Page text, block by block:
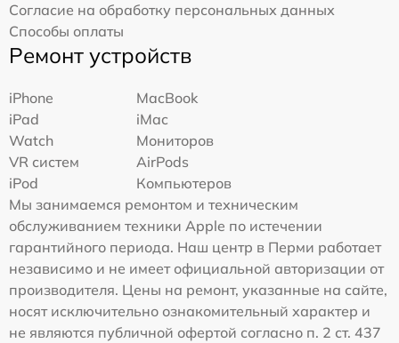
Согласие на обработку персональных данных
Способы оплаты
Ремонт устройств
iPhone
MacBook
iPad
iMac
Watch
Мониторов
VR систем
AirPods
iPod
Компьютеров
Мы занимаемся ремонтом и техническим
обслуживанием техники Apple по истечении
гарантийного периода. Наш центр в Перми работает
независимо и не имеет официальной авторизации от
производителя. Цены на ремонт, указанные на сайте,
носят исключительно ознакомительный характер и
не являются публичной офертой согласно п. 2 ст. 437